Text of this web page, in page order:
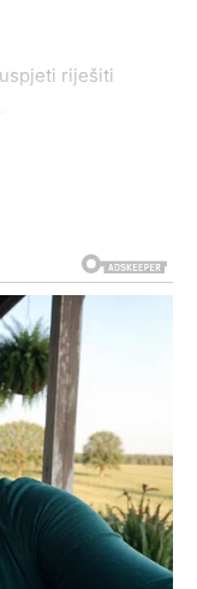
riješiti
i osjećaj da
stalo.
KOJA
ŽIVOT
period.
osjećaj da se
sada dolazi
isplaćivati.
poslovne